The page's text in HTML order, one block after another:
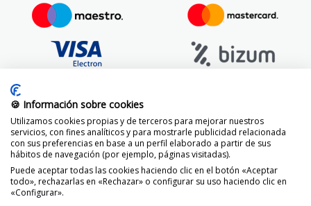
🍪 Información sobre cookies
Utilizamos cookies propias y de terceros para mejorar nuestros
servicios, con fines analíticos y para mostrarle publicidad relacionada
con sus preferencias en base a un perfil elaborado a partir de sus
hábitos de navegación (por ejemplo, páginas visitadas).
Puede aceptar todas las cookies haciendo clic en el botón «Aceptar
todo», rechazarlas en «Rechazar» o configurar su uso haciendo clic en
«Configurar».